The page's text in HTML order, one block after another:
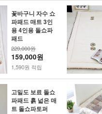
꽃바구니 자수 쇼
파패드 매트 3인
용 4인용 돌쇼파
패드
229,000원
159,000원
1,590원 적립
고밀도 보료 돌쇼
파패드 흙 넓은 매
트 돌쇼파토퍼